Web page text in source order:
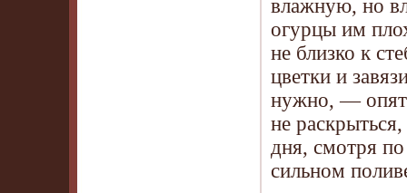
влажную, но
огурцы им
не близко к
цветки и
нужно, —
не
дня, смотря
сильном